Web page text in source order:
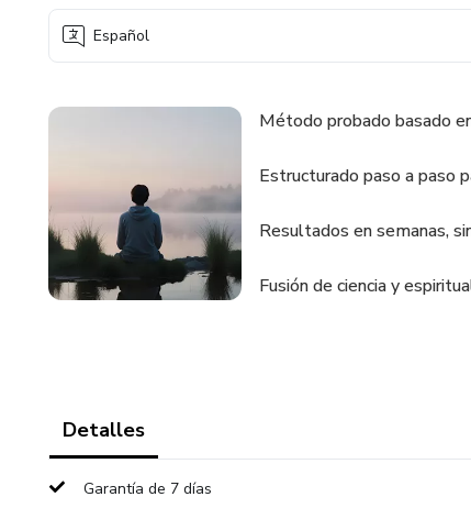
Español
Método probado basado
Estructurado paso a paso
Resultados en semanas,
Fusión de ciencia y
Detalles
Garantía de 7 días